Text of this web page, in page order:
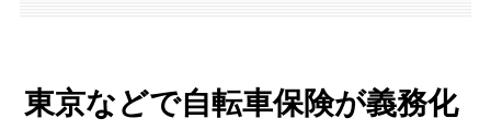
東京などで自転車保険が義務化